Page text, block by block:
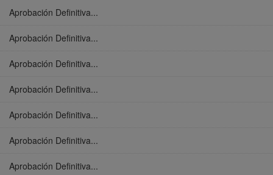
Aprobación Definitiva...
Aprobación Definitiva...
Aprobación Definitiva...
Aprobación Definitiva...
Aprobación Definitiva...
Aprobación Definitiva...
Aprobación Definitiva...